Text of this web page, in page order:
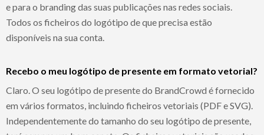
e para o branding das suas publicações nas redes sociais.
Todos os ficheiros do logótipo de que precisa estão
disponíveis na sua conta.
Recebo o meu logótipo de presente em formato vetorial?
Claro. O seu logótipo de presente do BrandCrowd é fornecido
em vários formatos, incluindo ficheiros vetoriais (PDF e SVG).
Independentemente do tamanho do seu logótipo de presente,